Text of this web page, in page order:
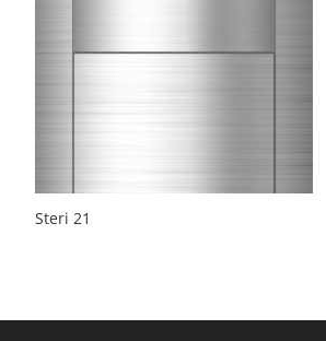
Steri 21